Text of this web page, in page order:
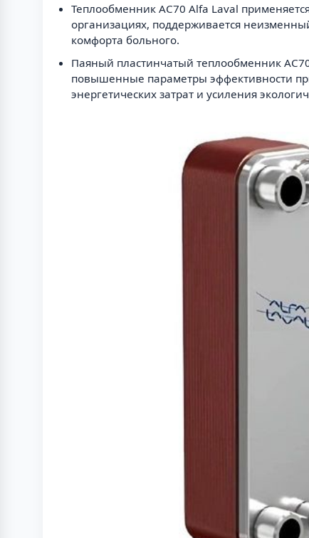
Теплообменник AC70 Alfa Laval
организациях, поддерживается
комфорта больного.
Паяный пластинчатый теплообменник
повышенные параметры эффективности
энергетических затрат и усиления